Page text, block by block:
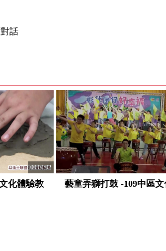
話
00:04:02
化體驗教
藝童弄獅打鼓 -109中區